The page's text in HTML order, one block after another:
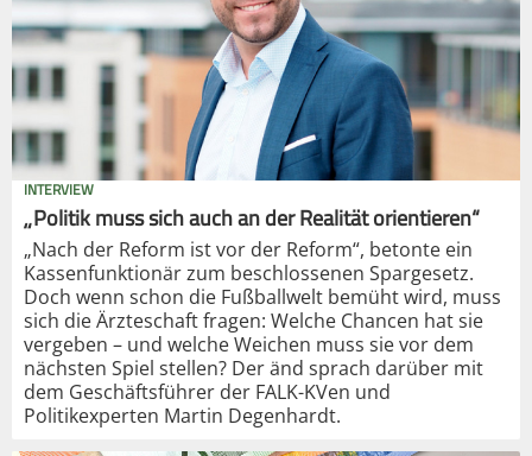
INTERVIEW
„Politik muss sich auch an der Realität orientieren“
„Nach der Reform ist vor der Reform“, betonte ein
Kassenfunktionär zum beschlossenen Spargesetz.
Doch wenn schon die Fußballwelt bemüht wird, muss
sich die Ärzteschaft fragen: Welche Chancen hat sie
vergeben – und welche Weichen muss sie vor dem
nächsten Spiel stellen? Der änd sprach darüber mit
dem Geschäftsführer der FALK-KVen und
Politikexperten Martin Degenhardt.